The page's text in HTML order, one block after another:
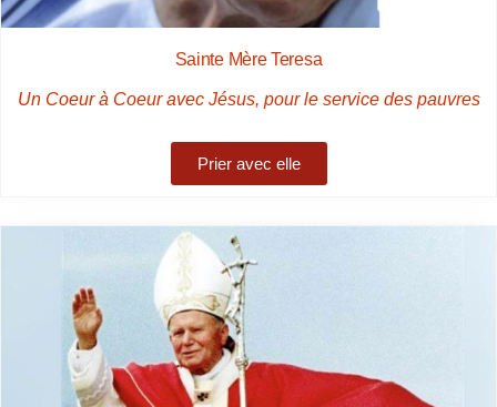
Sainte Mère Teresa
Un Coeur à Coeur avec Jésus, pour le service des pauvres
Prier avec elle